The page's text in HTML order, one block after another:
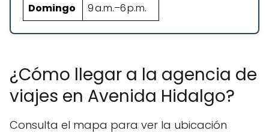
Domingo
9 a.m.–6 p.m.
¿Cómo llegar a la agencia de
viajes en Avenida Hidalgo?
Consulta el mapa para ver la ubicación